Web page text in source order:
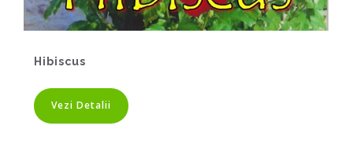
Hibiscus
Vezi Detalii